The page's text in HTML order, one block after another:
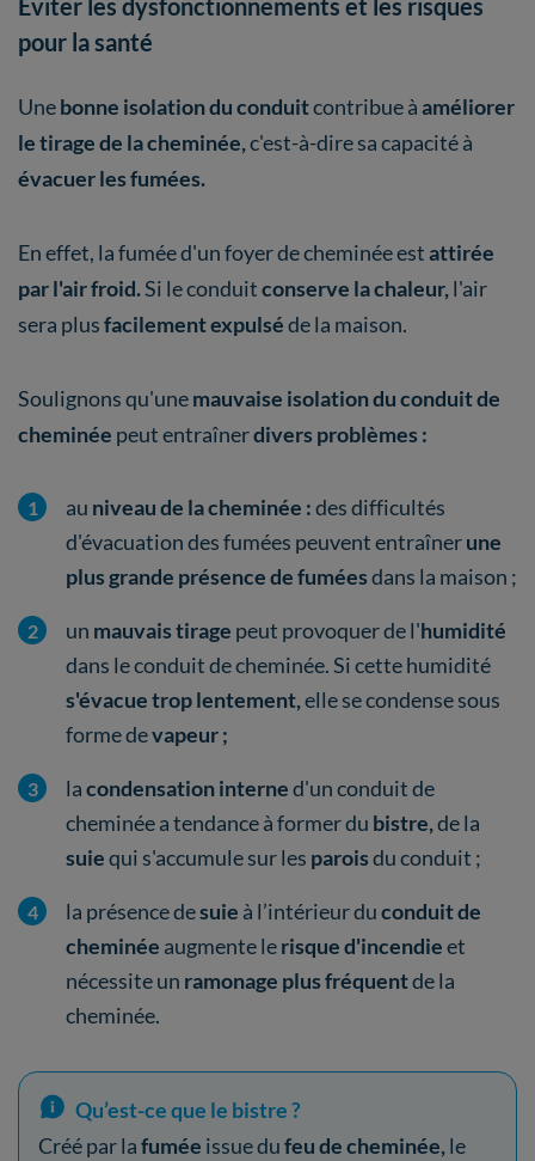
pour la santé
Unebonne isolation du conduitcontribue àaméliorer
le tirage de la cheminée,c'est-à-dire sa capacité à
évacuer les fumées.
En effet, la fumée d'un foyer de cheminée estattirée
par l'air froid.Si le conduitconserve la chaleur, l'air
sera plusfacilement expulséde la maison.
Soulignons qu'unemauvaise isolation du conduit de
cheminée peut entraînerdivers problèmes :
au niveau de la cheminée :des difficultés
d'évacuation des fumées peuvent entraînerune
plus grande présence de fuméesdans la maison ;
un mauvais tirage peut provoquer de l'humidité
dans le conduit de cheminée. Si cette humidité
s'évacue trop lentement,elle se condense sous
forme devapeur ;
lacondensation interned'un conduit de
cheminée a tendance à former du bistre,de la
suiequi s'accumule sur les paroisdu conduit ;
la présence desuie à l’intérieur duconduit de
cheminée augmente lerisque d'incendieet
nécessite un ramonage plus fréquentde la
cheminée.
Qu’est-ce que le bistre ?
Créé par lafumée issue dufeu de cheminée, le